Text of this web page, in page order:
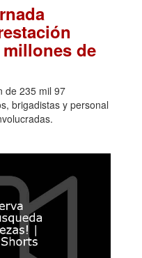
millones de
de 235 mil 97
brigadistas y personal